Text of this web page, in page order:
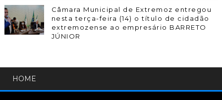
Câmara Municipal de Extremoz entregou
nesta terça-feira (14) o título de cidadão
extremozense ao empresário BARRETO
JÚNIOR
HOME